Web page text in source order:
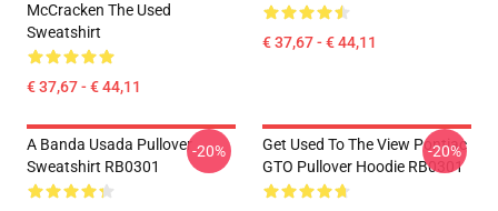
McCracken The Used
Sweatshirt
€ 37,67 - € 44,11
€ 37,67 - € 44,11
A Banda Usada Pullover
Sweatshirt RB0301
-20%
Get Used To The View Pontiac
GTO Pullover Hoodie RB0301
-20%